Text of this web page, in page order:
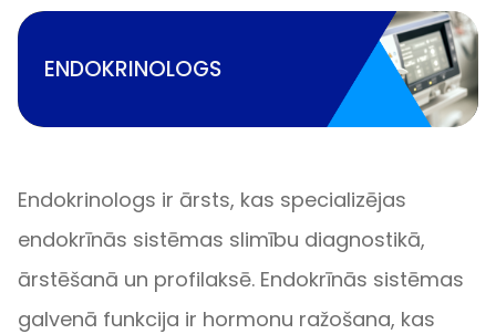
ENDOKRINOLOGS
Endokrinologs ir ārsts, kas specializējas
endokrīnās sistēmas slimību diagnostikā,
ārstēšanā un profilaksē. Endokrīnās sistēmas
galvenā funkcija ir hormonu ražošana, kas